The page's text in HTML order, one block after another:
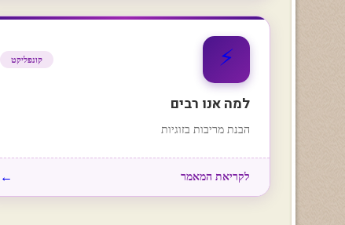
⚡ קונפליקט
למה אנו רבים
הבנת מריבות בזוגיות
לקריאת המאמר ←